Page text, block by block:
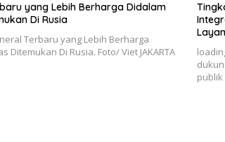
yang Lebih Berharga Didalam
Di Rusia
Terbaru yang Lebih Berharga
Ditemukan Di Rusia. Foto/ Viet JAKARTA